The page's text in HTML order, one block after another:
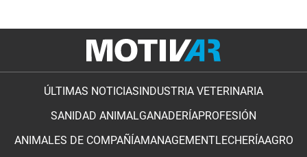
ÚLTIMAS NOTICIAS INDUSTRIA VETERINARIA
SANIDAD ANIMALGANADERÍAPROFESIÓN
ANIMALES DE COMPAÑÍAMANAGEMENTLECHERÍAAGRO